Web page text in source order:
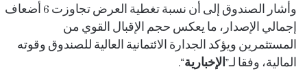
وأشار الصندوق إلى أن نسبة تغطية العرض تجاوزت 6 أضعاف
إجمالي الإصدار، ما يعكس حجم الإقبال القوي من
المستثمرين ويؤكد الجدارة الائتمانية العالية للصندوق وقوته
المالية، وفقا لـ”الإخبارية“.